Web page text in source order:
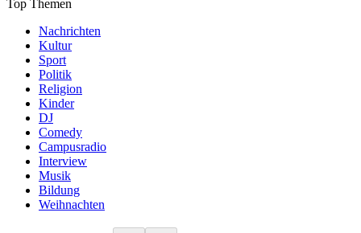
Top Themen
Nachrichten
Kultur
Sport
Politik
Religion
Kinder
DJ
Comedy
Campusradio
Interview
Musik
Bildung
Weihnachten